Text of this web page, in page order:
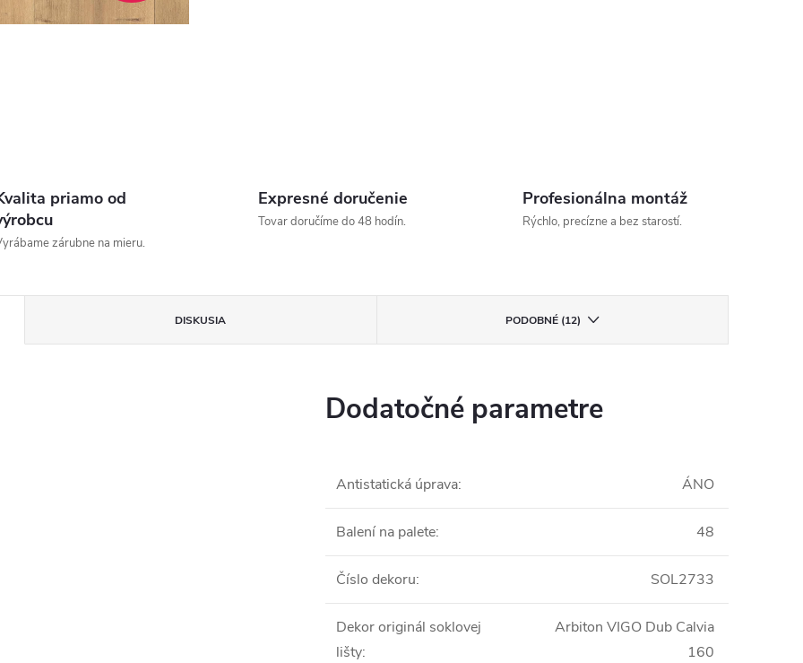
priamo od
zárubne na mieru.
Expresné doručenie
Tovar doručíme do 48 hodín.
Profesionálna montáž
Rýchlo, precízne a bez starostí.
DISKUSIA PODOBNÉ (12)
Dodatočné parametre
Antistatická úprava: ÁNO
Balení na palete: 48
Číslo dekoru: SOL2733
Dekor originál soklovej
lišty:
Arbiton VIGO Dub Calvia
160